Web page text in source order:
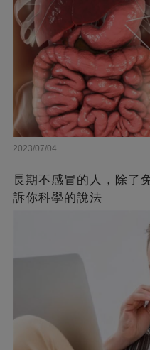
2023/07/04
長期不感冒的人，除了
訴你科學的說法